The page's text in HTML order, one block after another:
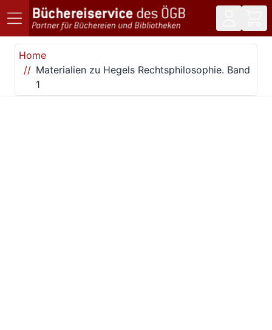
Direkt zum Inhalt
Home
Materialien zu Hegels Rechtsphilosophie. Band
1